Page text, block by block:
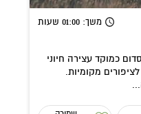
משך: 01:00 שעות
כמוקד עצירה חיוני
מקומיות.